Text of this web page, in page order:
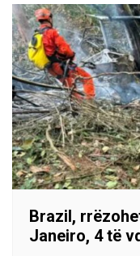
Brazil,
Janeiro, 4 të